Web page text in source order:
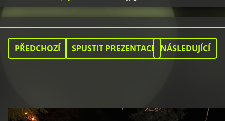
PŘEDCHOZÍ SPUSTIT PREZENTACI NÁSLEDUJÍCÍ